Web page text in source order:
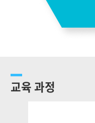
교육 과정